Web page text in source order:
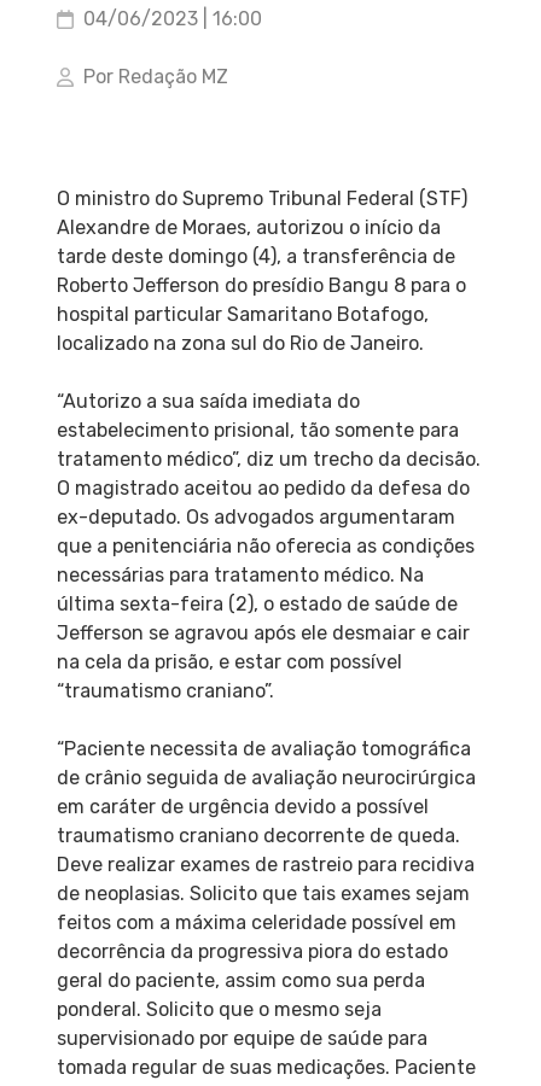
04/06/2023 | 16:00
Por Redação MZ
O ministro do Supremo Tribunal Federal (STF)
Alexandre de Moraes, autorizou o início da
tarde deste domingo (4), a transferência de
Roberto Jefferson do presídio Bangu 8 para o
hospital particular Samaritano Botafogo,
localizado na zona sul do Rio de Janeiro.
“Autorizo a sua saída imediata do
estabelecimento prisional, tão somente para
tratamento médico”, diz um trecho da decisão.
O magistrado aceitou ao pedido da defesa do
ex-deputado. Os advogados argumentaram
que a penitenciária não oferecia as condições
necessárias para tratamento médico. Na
última sexta-feira (2), o estado de saúde de
Jefferson se agravou após ele desmaiar e cair
na cela da prisão, e estar com possível
“traumatismo craniano”.
“Paciente necessita de avaliação tomográfica
de crânio seguida de avaliação neurocirúrgica
em caráter de urgência devido a possível
traumatismo craniano decorrente de queda.
Deve realizar exames de rastreio para recidiva
de neoplasias. Solicito que tais exames sejam
feitos com a máxima celeridade possível em
decorrência da progressiva piora do estado
geral do paciente, assim como sua perda
ponderal. Solicito que o mesmo seja
supervisionado por equipe de saúde para
tomada regular de suas medicações. Paciente